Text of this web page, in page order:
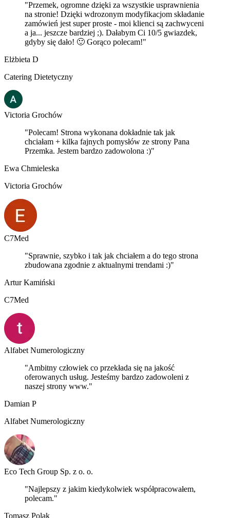
"Przemek, ogromne dzięki za wszystkie usprawnienia
na stronie! Dzięki wdrozonym modyfikacjom składanie
zamówień jest super proste - moi klienci są zachwyceni
a ja... jeszcze bardziej ;). Dałabym Ci 10/5 gwiazdek,
gdyby się dało! 🙂 Gorąco polecam!"
Elżbieta D
Catering Dietetyczny
Victoria Grochów
"Polecam! Strona wykonana dokładnie tak jak
chciałam + kilka fajnych pomysłów ze strony Pana
Przemka. Jestem bardzo zadowolona :)"
Ewa Chmieleska
Victoria Grochów
C7Med
"Sprawnie, szybko i tak jak chciałem a do tego strona
zbudowana zgodnie z aktualnymi trendami :)"
Artur Kamiński
C7Med
Alfabet Numerologiczny
"Ambitny człowiek co przekłada się na jakość
oferowanych usług. Jesteśmy bardzo zadowoleni z
naszej strony www."
Damian P
Alfabet Numerologiczny
Eco Tech Group Sp. z o. o.
"Najlepszy z jakim kiedykolwiek współpracowałem,
polecam."
Tomasz Polak